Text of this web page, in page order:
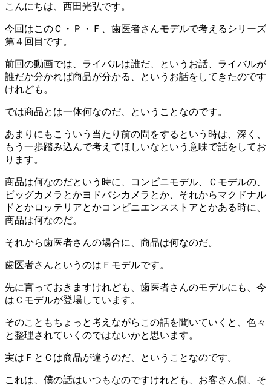
こんにちは、西田光弘です。
今回はこのＣ・Ｐ・Ｆ、歯医者さんモデルで考えるシリーズ
第４回目です。
前回の動画では、ライバルは誰だ、というお話、ライバルが
誰だか分かれば商品が分かる、というお話をしてきたのです
けれども。
では商品とは一体何なのだ、ということなのです。
あまりにもこういう当たり前の問をするという時は、深く、
もう一歩踏み込んで考えてほしいなという意味で話をしてお
ります。
商品は何なのだという時に、コンビニモデル、Ｃモデルの、
ビッグカメラとかヨドバシカメラとか、それからマクドナル
ドとかロッテリアとかコンビニエンスストアとかある時に、
商品は何なのだ。
それから歯医者さんの場合に、商品は何なのだ。
歯医者さんというのはＦモデルです。
先に言っておきますけれども、歯医者さんのモデルにも、今
はＣモデルが登場しています。
そのこともちょっと考えながらこの話を聞いていくと、色々
と整理されていくのではないかと思います。
実はＦとＣは商品が違うのだ、ということなのです。
これは、僕の話はいつもなのですけれども、お客さん側、そ